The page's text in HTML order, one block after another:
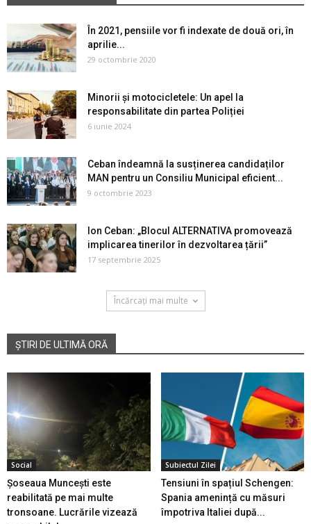
În 2021, pensiile vor fi indexate de două ori, în
aprilie...
29 octombrie 2020
Minorii și motocicletele: Un apel la
responsabilitate din partea Poliției
6 iunie 2024
Ceban îndeamnă la susținerea candidaților
MAN pentru un Consiliu Municipal eficient...
9 octombrie 2023
Ion Ceban: „Blocul ALTERNATIVA promovează
implicarea tinerilor în dezvoltarea țării”
17 septembrie 2025
Încărcați mai multe
ȘTIRI DE ULTIMĂ ORĂ
Social
Șoseaua Muncești este
reabilitată pe mai multe
tronsoane. Lucrările vizează
Subiectul Zilei
Tensiuni în spațiul Schengen:
Spania amenință cu măsuri
împotriva Italiei după...